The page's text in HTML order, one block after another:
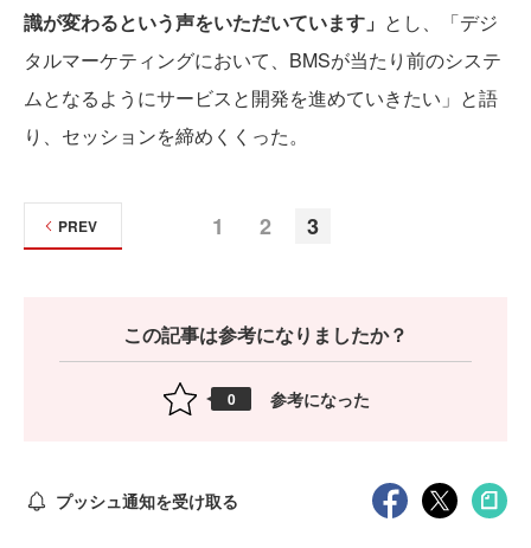
識が変わるという声をいただいています」 とし、「デジ
タルマーケティングにおいて、BMSが当たり前のシステ
ムとなるようにサービスと開発を進めていきたい」と語
り、セッションを締めくくった。
1 2 3
PREV
この記事は参考になりましたか？
0 参考になった
プッシュ通知を受け取る